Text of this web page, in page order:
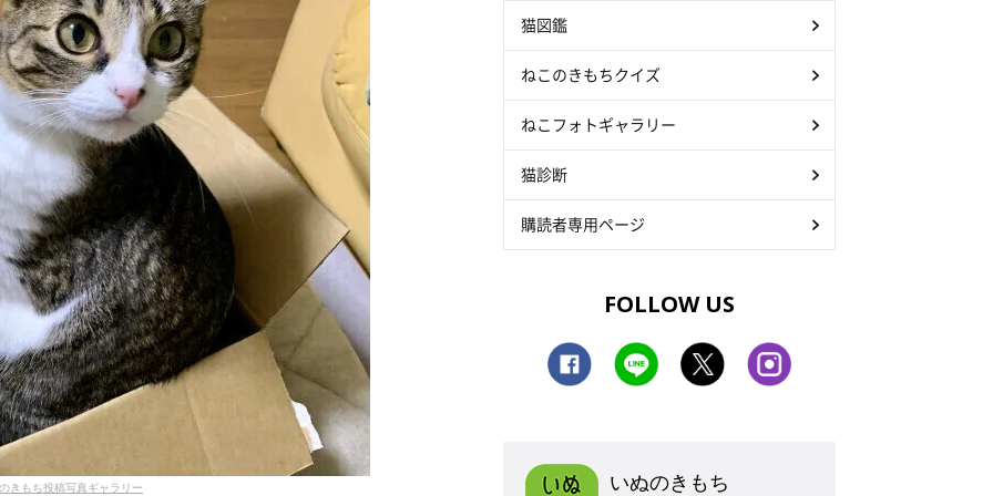
きもち投稿写真ギャラリー
猫図鑑
ねこのきもちクイズ
ねこフォトギャラリー
猫診断
購読者専用ページ
FOLLOW US
いぬのきもち